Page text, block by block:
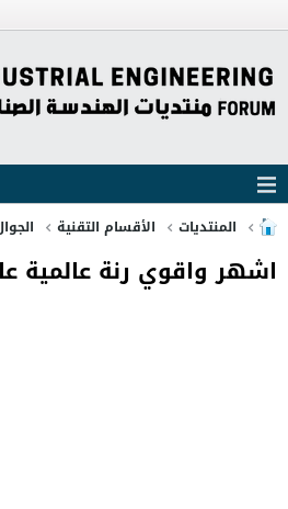
المنتديات الأقسام التقنية
اشهر واقوي رنة عالمية